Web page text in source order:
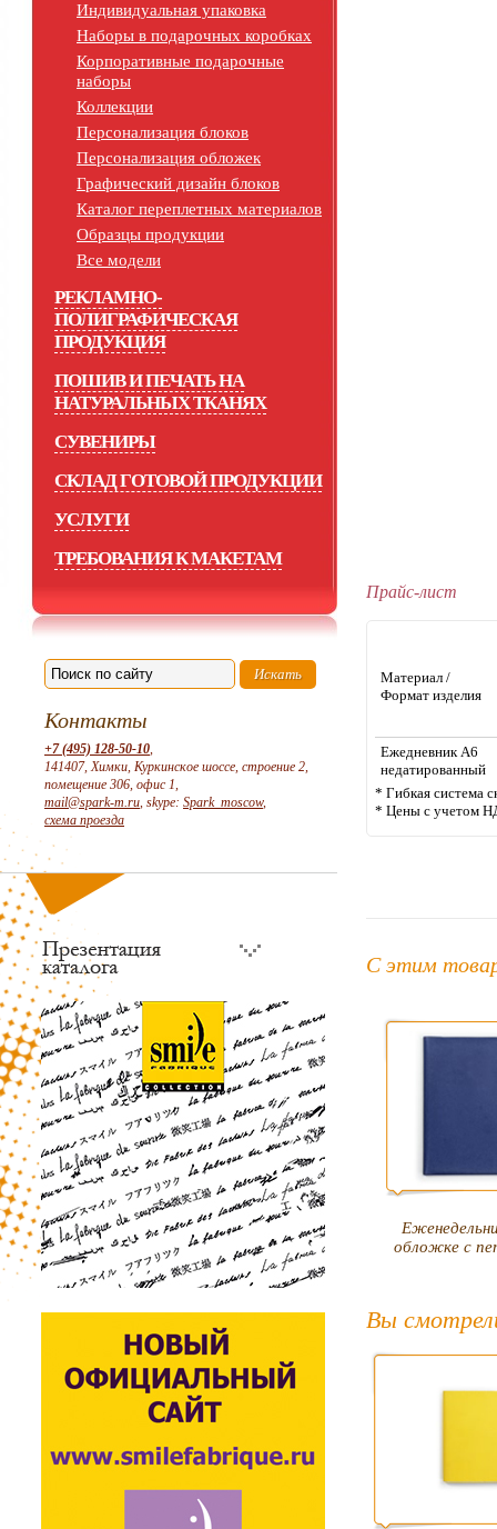
Индивидуальная упаковка
Наборы в подарочных коробках
Корпоративные подарочные
наборы
Коллекции
Персонализация блоков
Персонализация обложек
Графический дизайн блоков
Каталог переплетных материалов
Образцы продукции
Все модели
РЕКЛАМНО-
ПОЛИГРАФИЧЕСКАЯ
ПРОДУКЦИЯ
ПОШИВ И ПЕЧАТЬ НА
НАТУРАЛЬНЫХ ТКАНЯХ
СУВЕНИРЫ
СКЛАД ГОТОВОЙ ПРОДУКЦИИ
УСЛУГИ
ТРЕБОВАНИЯ К МАКЕТАМ
Контакты
+7 (495) 128-50-10,
141407, Химки, Куркинское шоссе, строение 2,
помещение 306, офис 1,
mail@spark-m.ru, skype: Spark_moscow,
схема проезда
Прайс-лист
Материал /
Формат изделия
Ежедневник А6
недатированный
* Гибкая система
* Цены с учетом
С этим
обложке с
Вы